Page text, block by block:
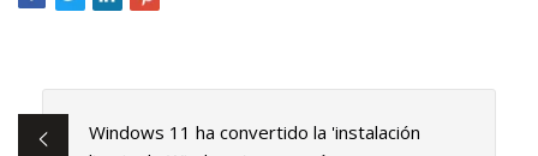
Windows 11 ha convertido la 'instalación